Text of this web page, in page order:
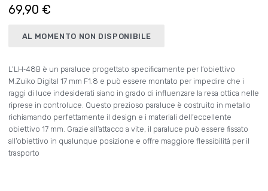
69,90 €
AL MOMENTO NON DISPONIBILE
L’LH‑48B è un paraluce progettato specificamente per l’obiettivo
M.Zuiko Digital 17 mm F1.8 e può essere montato per impedire che i
raggi di luce indesiderati siano in grado di influenzare la resa ottica nelle
riprese in controluce. Questo prezioso paraluce è costruito in metallo
richiamando perfettamente il design e i materiali dell’eccellente
obiettivo 17 mm. Grazie all’attacco a vite, il paraluce può essere fissato
all’obiettivo in qualunque posizione e offre maggiore flessibilità per il
trasporto